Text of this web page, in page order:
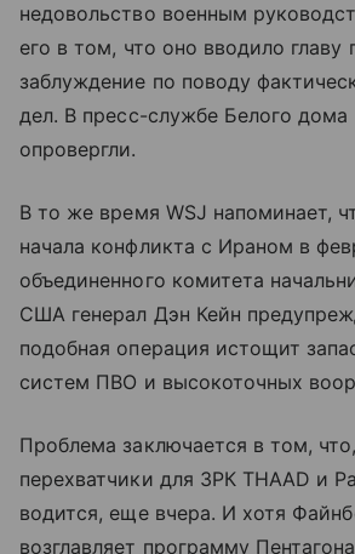
недовольство военным
его в том, что оно вводило главу
заблуждение по поводу
дел. В пресс-службе Белого
опровергли.
В то же время WSJ напоминает,
начала конфликта с Ираном в
объединенного комитета
США генерал Дэн Кейн
подобная операция истощит
систем ПВО и высокоточных
Проблема заключается в том,
перехватчики для ЗРК THAAD и
водится, еще вчера. И хотя
возглавляет программу